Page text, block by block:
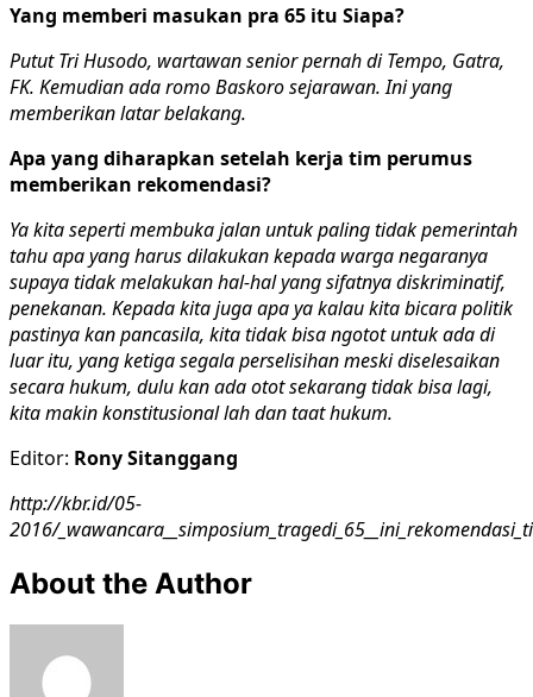
Yang memberi masukan pra 65 itu Siapa?
Putut Tri Husodo, wartawan senior pernah di Tempo, Gatra,
FK. Kemudian ada romo Baskoro sejarawan. Ini yang
memberikan latar belakang.
Apa yang diharapkan setelah kerja tim perumus
memberikan rekomendasi?
Ya kita seperti membuka jalan untuk paling tidak pemerintah
tahu apa yang harus dilakukan kepada warga negaranya
supaya tidak melakukan hal-hal yang sifatnya diskriminatif,
penekanan. Kepada kita juga apa ya kalau kita bicara politik
pastinya kan pancasila, kita tidak bisa ngotot untuk ada di
luar itu, yang ketiga segala perselisihan meski diselesaikan
secara hukum, dulu kan ada otot sekarang tidak bisa lagi,
kita makin konstitusional lah dan taat hukum.
Editor: Rony Sitanggang
http://kbr.id/05-
2016/
About the Author